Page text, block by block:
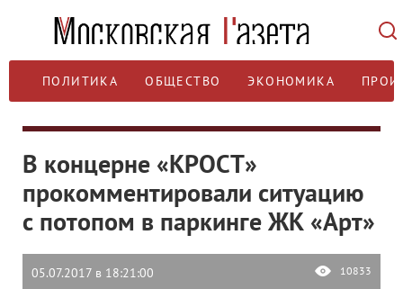
ПОЛИТИКА ОБЩЕСТВО ЭКОНОМИКА
В концерне «КРОСТ»
прокомментировали ситуацию
с потопом в паркинге ЖК «Арт»
05.07.2017 в 18:21:00 10833